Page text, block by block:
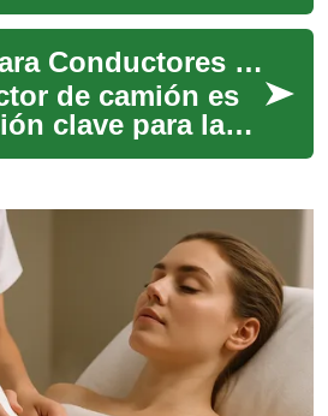
muchos países,
en sectores de
Trabajos para Conductores de Camión: Transporte y Logística
de camión es
clave para la
global:
y consumo a